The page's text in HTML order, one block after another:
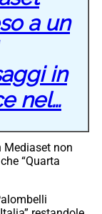
a un
in
nel…
Mediaset non
“Quarta